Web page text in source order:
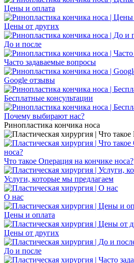
Цены и оплата
Цены от других
До и после
Часто задаваемые вопросы
Google отзывы
Бесплатные консультации
Почему выбирают нас?
Ринопластика кончика носа
Что такое Операция на кончике носа?
Услуги, которые мы предлагаем
О нас
Цены и оплата
Цены от других
До и после